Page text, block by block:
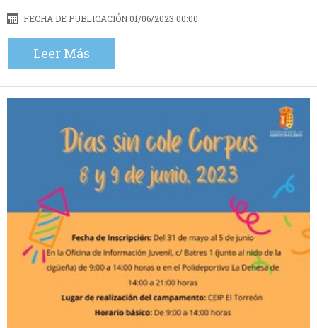
FECHA DE PUBLICACIÓN 01/06/2023 00:00
Leer Más